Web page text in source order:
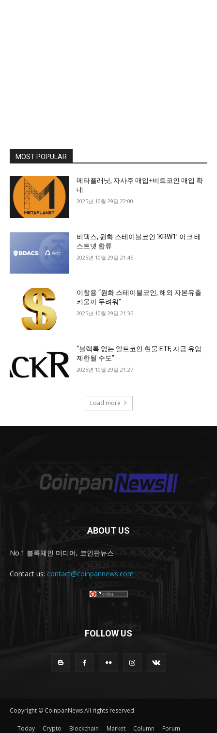
ABOUT US
No.1 블록체인 미디어, 코인판뉴스
Contact us: contact@coinpannews.com
FOLLOW US
Copyright © CoinpanNews All rights reserved.
Today Crypto Blockchain Market Column Forum